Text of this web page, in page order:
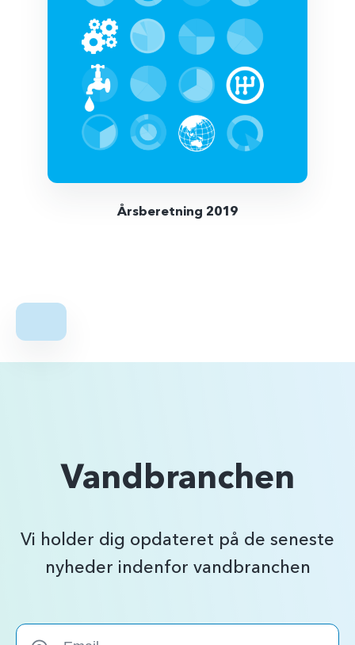
Årsberetning 2019
Vandbranchen
Vi holder dig opdateret på de seneste
nyheder indenfor vandbranchen